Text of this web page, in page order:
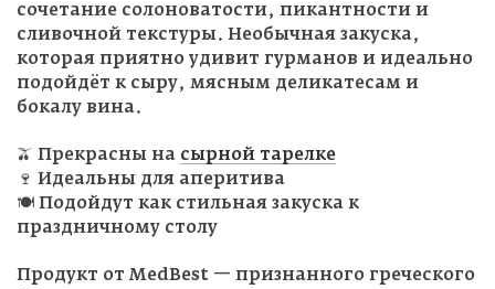
сочетание солоноватости, пикантности и
сливочной текстуры. Необычная закуска,
которая приятно удивит гурманов и идеально
подойдёт к сыру, мясным деликатесам и
бокалу вина.
🫒 Прекрасны на сырной тарелке
🍷 Идеальны для аперитива
🍽 Подойдут как стильная закуска к
праздничному столу
Продукт от MedBest — признанного греческого